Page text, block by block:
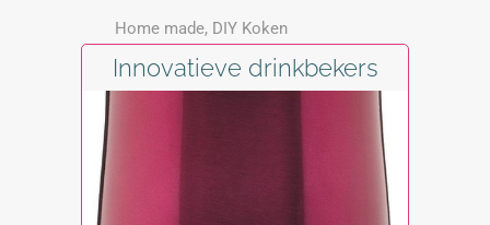
Home made, DIY Koken
Innovatieve drinkbekers